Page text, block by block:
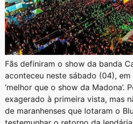
Fãs definiram o show da banda
aconteceu neste sábado (04), em
’melhor que o show da Madona’.
exagerado à primeira vista, mas
de maranhenses que lotaram o